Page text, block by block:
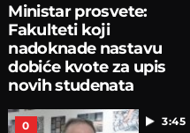
Ministar prosvete:
Fakulteti koji
nadoknade nastavu
dobiće kvote za upis
novih studenata
3:45
0